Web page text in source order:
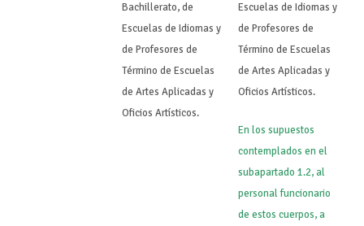
Bachillerato, de
Escuelas de Idiomas y
de Profesores de
Término de Escuelas
de Artes Aplicadas y
Oficios Artísticos.
Escuelas de Idiomas y
de Profesores de
Término de Escuelas
de Artes Aplicadas y
Oficios Artísticos.
En los supuestos
contemplados en el
subapartado 1.2, al
personal funcionario
de estos cuerpos, a